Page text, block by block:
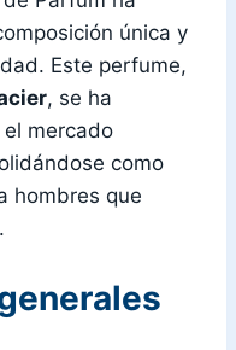
única y
Este perfume,
, se ha
mercado
como
hombres que